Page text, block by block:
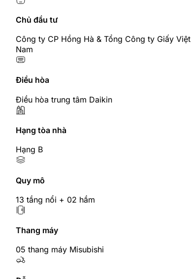
Chủ đầu tư
Công ty CP Hồng Hà & Tổng Công ty Giấy Việt
Nam
Điều hòa
Điều hòa trung tâm Daikin
Hạng tòa nhà
Hạng B
Quy mô
13 tầng nổi + 02 hầm
Thang máy
05 thang máy Misubishi